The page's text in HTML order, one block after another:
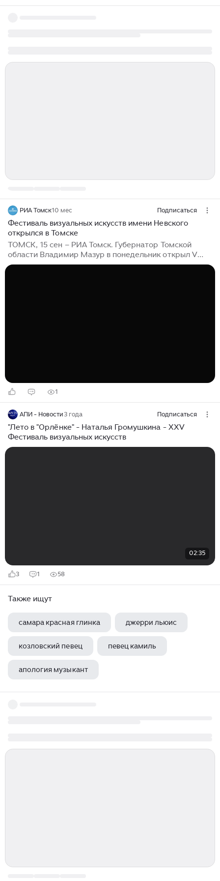
РИА Томск10 мес Подписаться
Фестиваль визуальных искусств имени Невского
открылся в Томске
ТОМСК, 15 сен – РИА Томск. Губернатор Томской
области Владимир Мазур в понедельник открыл V
Международный фестиваль визуальных искусств
1
АПИ - Новости3 года Подписаться
"Лето в "Орлёнке" - Наталья Громушкина - XXV
Фестиваль визуальных искусств
02:35
3 1 58
Также ищут
самара красная глинка джерри льюис
козловский певец певец камиль
апология музыкант